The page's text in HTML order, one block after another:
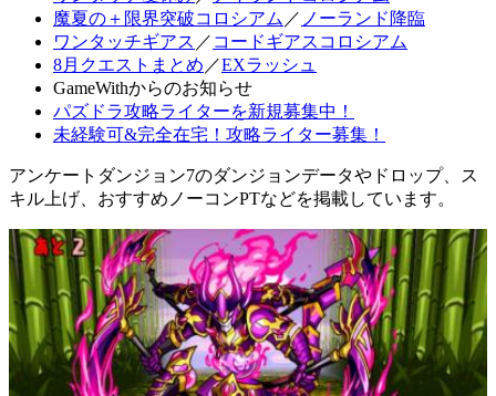
魔夏の＋限界突破コロシアム ／ ノーランド降臨
ワンタッチギアス ／ コードギアスコロシアム
8月クエストまとめ ／EXラッシュ
GameWithからのお知らせ
パズドラ攻略ライターを新規募集中！
未経験可&完全在宅！攻略ライター募集！
アンケートダンジョン7のダンジョンデータやドロップ、ス
キル上げ、おすすめノーコンPTなどを掲載しています。